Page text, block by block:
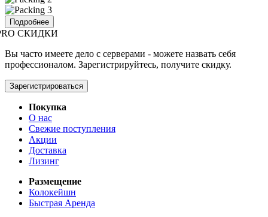
Подробнее
СКИДКИ
Вы часто имеете дело с серверами - можете назвать себя
профессионалом. Зарегистрируйтесь, получите скидку.
Зарегистрироваться
Покупка
О нас
Свежие поступления
Акции
Доставка
Лизинг
Размещение
Колокейшн
Быстрая Аренда